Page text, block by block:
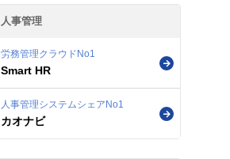
人事管理
労務管理クラウドNo1
Smart HR
人事管理システムシェアNo1
カオナビ